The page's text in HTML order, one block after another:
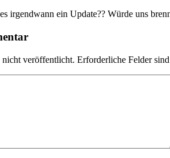
irgendwann ein Update?? Würde uns
veröffentlicht. Erforderliche Felder